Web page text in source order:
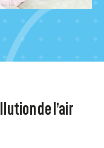
de l’air